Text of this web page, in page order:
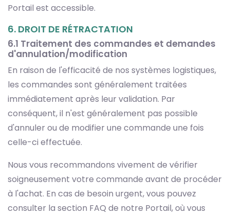
Portail est accessible.
6. DROIT DE RÉTRACTATION
6.1 Traitement des commandes et demandes
d'annulation/modification
En raison de l'efficacité de nos systèmes logistiques,
les commandes sont généralement traitées
immédiatement après leur validation. Par
conséquent, il n'est généralement pas possible
d'annuler ou de modifier une commande une fois
celle-ci effectuée.
Nous vous recommandons vivement de vérifier
soigneusement votre commande avant de procéder
à l'achat. En cas de besoin urgent, vous pouvez
consulter la section FAQ de notre Portail, où vous